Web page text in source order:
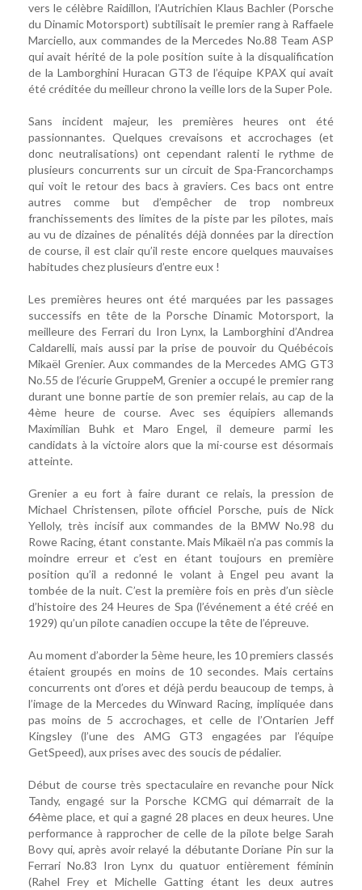
vers le célèbre Raidillon, l’Autrichien Klaus Bachler (Porsche
du Dinamic Motorsport) subtilisait le premier rang à Raffaele
Marciello, aux commandes de la Mercedes No.88 Team ASP
qui avait hérité de la pole position suite à la disqualification
de la Lamborghini Huracan GT3 de l’équipe KPAX qui avait
été créditée du meilleur chrono la veille lors de la Super Pole.
Sans incident majeur, les premières heures ont été
passionnantes. Quelques crevaisons et accrochages (et
donc neutralisations) ont cependant ralenti le rythme de
plusieurs concurrents sur un circuit de Spa-Francorchamps
qui voit le retour des bacs à graviers. Ces bacs ont entre
autres comme but d’empêcher de trop nombreux
franchissements des limites de la piste par les pilotes, mais
au vu de dizaines de pénalités déjà données par la direction
de course, il est clair qu’il reste encore quelques mauvaises
habitudes chez plusieurs d’entre eux !
Les premières heures ont été marquées par les passages
successifs en tête de la Porsche Dinamic Motorsport, la
meilleure des Ferrari du Iron Lynx, la Lamborghini d’Andrea
Caldarelli, mais aussi par la prise de pouvoir du Québécois
Mikaël Grenier. Aux commandes de la Mercedes AMG GT3
No.55 de l’écurie GruppeM, Grenier a occupé le premier rang
durant une bonne partie de son premier relais, au cap de la
4ème heure de course. Avec ses équipiers allemands
Maximilian Buhk et Maro Engel, il demeure parmi les
candidats à la victoire alors que la mi-course est désormais
atteinte.
Grenier a eu fort à faire durant ce relais, la pression de
Michael Christensen, pilote officiel Porsche, puis de Nick
Yelloly, très incisif aux commandes de la BMW No.98 du
Rowe Racing, étant constante. Mais Mikaël n’a pas commis la
moindre erreur et c’est en étant toujours en première
position qu’il a redonné le volant à Engel peu avant la
tombée de la nuit. C’est la première fois en près d’un siècle
d’histoire des 24 Heures de Spa (l’événement a été créé en
1929) qu’un pilote canadien occupe la tête de l’épreuve.
Au moment d’aborder la 5ème heure, les 10 premiers classés
étaient groupés en moins de 10 secondes. Mais certains
concurrents ont d’ores et déjà perdu beaucoup de temps, à
l’image de la Mercedes du Winward Racing, impliquée dans
pas moins de 5 accrochages, et celle de l’Ontarien Jeff
Kingsley (l’une des AMG GT3 engagées par l’équipe
GetSpeed), aux prises avec des soucis de pédalier.
Début de course très spectaculaire en revanche pour Nick
Tandy, engagé sur la Porsche KCMG qui démarrait de la
64ème place, et qui a gagné 28 places en deux heures. Une
performance à rapprocher de celle de la pilote belge Sarah
Bovy qui, après avoir relayé la débutante Doriane Pin sur la
Ferrari No.83 Iron Lynx du quatuor entièrement féminin
(Rahel Frey et Michelle Gatting étant les deux autres